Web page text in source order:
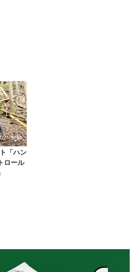
9/14
「ハン
ロール